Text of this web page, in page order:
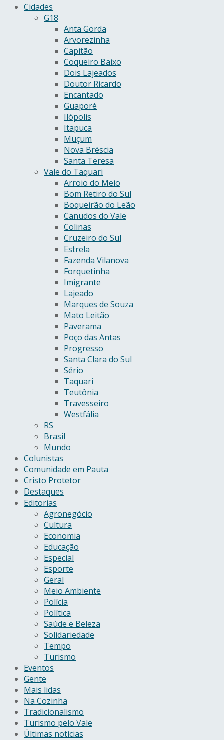
Cidades
G18
Anta Gorda
Arvorezinha
Capitão
Coqueiro Baixo
Dois Lajeados
Doutor Ricardo
Encantado
Guaporé
Ilópolis
Itapuca
Muçum
Nova Bréscia
Santa Teresa
Vale do Taquari
Arroio do Meio
Bom Retiro do Sul
Boqueirão do Leão
Canudos do Vale
Colinas
Cruzeiro do Sul
Estrela
Fazenda Vilanova
Forquetinha
Imigrante
Lajeado
Marques de Souza
Mato Leitão
Paverama
Poço das Antas
Progresso
Santa Clara do Sul
Sério
Taquari
Teutônia
Travesseiro
Westfália
RS
Brasil
Mundo
Colunistas
Comunidade em Pauta
Cristo Protetor
Destaques
Editorias
Agronegócio
Cultura
Economia
Educação
Especial
Esporte
Geral
Meio Ambiente
Polícia
Política
Saúde e Beleza
Solidariedade
Tempo
Turismo
Eventos
Gente
Mais lidas
Na Cozinha
Tradicionalismo
Turismo pelo Vale
Últimas notícias